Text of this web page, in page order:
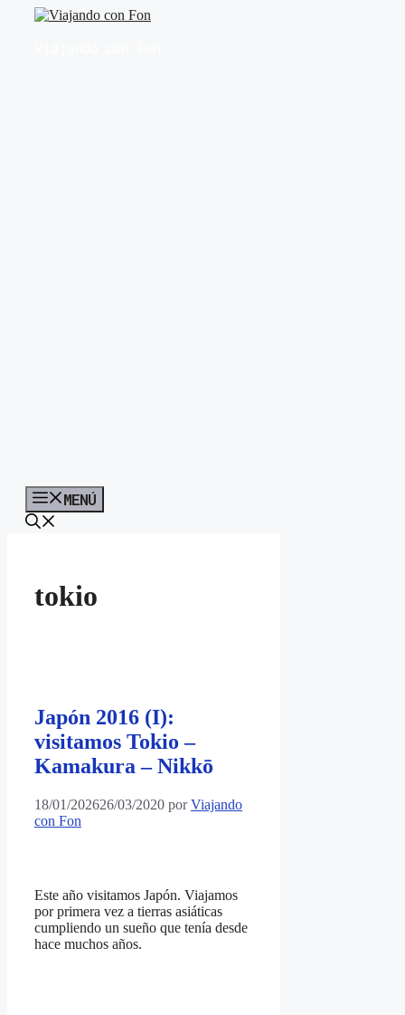
Saltar
MENÚ
tokio
Japón 2016 (I):
visitamos Tokio –
Kamakura – Nikkō
18/01/202626/03/2020 porViajando
con Fon
Este año visitamos Japón. Viajamos
por primera vez a tierras asiáticas
cumpliendo un sueño que tenía desde
hace muchos años.